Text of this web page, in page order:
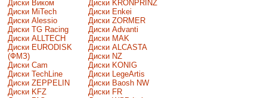
Диски Виком
Диски MiTech
Диски Alessio
Диски TG Racing
Диски ALLTECH
Диски EURODISK
(ФМЗ)
Диски Cam
Диски TechLine
Диски ZEPPELIN
Диски KFZ
Диски KRONPRINZ
Диски Enkei
Диски ZORMER
Диски Advanti
Диски MAK
Диски ALCASTA
Диски NZ
Диски KONIG
Диски LegeArtis
Диски Baosh NW
Диски FR